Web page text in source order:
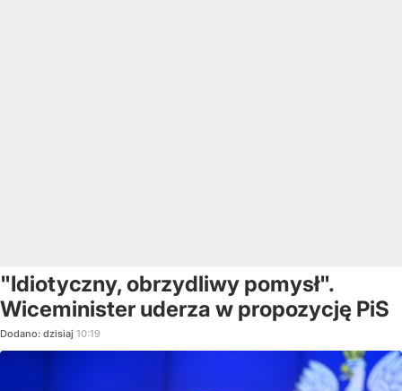
"Idiotyczny, obrzydliwy pomysł".
Wiceminister uderza w propozycję PiS
Dodano: dzisiaj 10:19